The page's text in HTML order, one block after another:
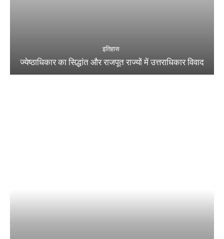
इतिहास
ज्येष्ठाधिकार का सिद्धांत और राजपूत राज्यों में उत्तराधिकार विवाद